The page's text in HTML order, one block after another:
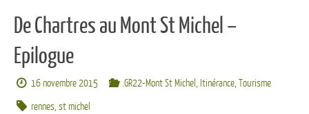
De Chartres au Mont St Michel –
Epilogue
16 novembre 2015 .GR22-Mont St Michel , Itinérance, Tourisme
rennes,st michel